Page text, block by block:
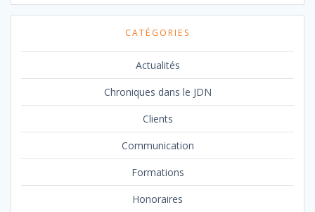
CATÉGORIES
Actualités
Chroniques dans le JDN
Clients
Communication
Formations
Honoraires